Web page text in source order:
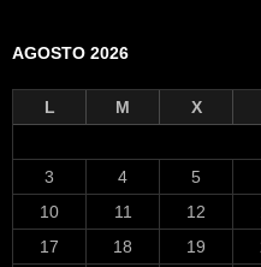
AGOSTO 2026
L M X
3
4 5
10
11 12
17
18 19